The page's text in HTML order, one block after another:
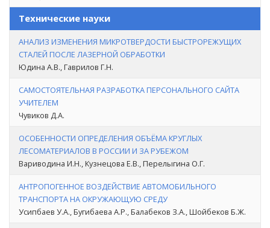
Технические науки
АНАЛИЗ ИЗМЕНЕНИЯ МИКРОТВЕРДОСТИ БЫСТРОРЕЖУЩИХ
СТАЛЕЙ ПОСЛЕ ЛАЗЕРНОЙ ОБРАБОТКИ
Юдина А.В., Гаврилов Г.Н.
САМОСТОЯТЕЛЬНАЯ РАЗРАБОТКА ПЕРСОНАЛЬНОГО САЙТА
УЧИТЕЛЕМ
Чувиков Д.А.
ОСОБЕННОСТИ ОПРЕДЕЛЕНИЯ ОБЪЁМА КРУГЛЫХ
ЛЕСОМАТЕРИАЛОВ В РОССИИ И ЗА РУБЕЖОМ
Вариводина И.Н., Кузнецова Е.В., Перелыгина О.Г.
АНТРОПОГЕННОЕ ВОЗДЕЙСТВИЕ АВТОМОБИЛЬНОГО
ТРАНСПОРТА НА ОКРУЖАЮЩУЮ СРЕДУ
Усипбаев У.А., Бугибаева А.Р., Балабеков З.А., Шойбеков Б.Ж.